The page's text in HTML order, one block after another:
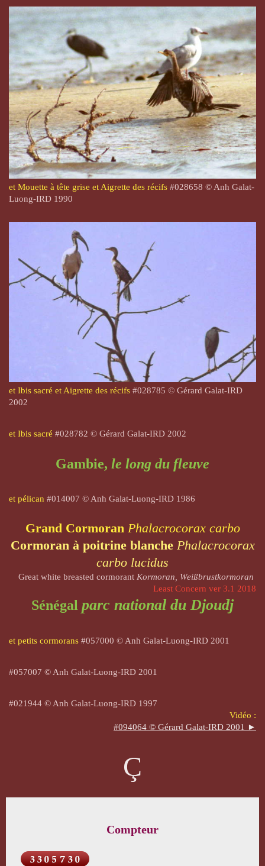
et Mouette à tête grise et Aigrette des récifs #028658 © Anh Galat-
Luong-IRD 1990
et Ibis sacré et Aigrette des récifs #028785 © Gérard Galat-IRD
2002
et Ibis sacré #028782 © Gérard Galat-IRD 2002
Gambie, le long du fleuve
et pélican #014007 © Anh Galat-Luong-IRD 1986
Grand Cormoran Phalacrocorax carbo
Cormoran à poitrine blanche Phalacrocorax
carbo lucidus
Great white breasted cormorant Kormoran, Weißbrustkormoran
Least Concern ver 3.1 2018
Sénégal parc national du Djoudj
et petits cormorans #057000 © Anh Galat-Luong-IRD 2001
#057007 © Anh Galat-Luong-IRD 2001
#021944 © Anh Galat-Luong-IRD 1997
Vidéo :
#094064 © Gérard Galat-IRD 2001 ►
Ç
Compteur